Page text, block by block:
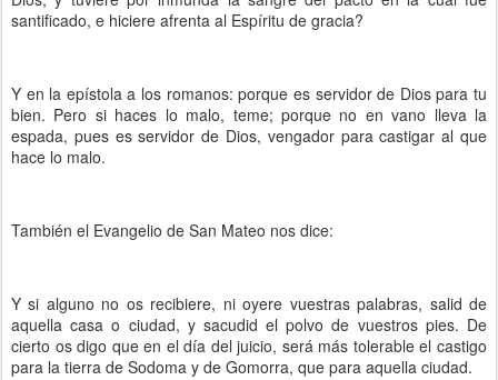
santificado, e hiciere afrenta al Espíritu de gracia?
Y en la epístola a los romanos: porque es servidor de Dios para tu
bien. Pero si haces lo malo, teme; porque no en vano lleva la
espada, pues es servidor de Dios, vengador para castigar al que
hace lo malo.
También el Evangelio de San Mateo nos dice:
Y si alguno no os recibiere, ni oyere vuestras palabras, salid de
aquella casa o ciudad, y sacudid el polvo de vuestros pies. De
cierto os digo que en el día del juicio, será más tolerable el castigo
para la tierra de Sodoma y de Gomorra, que para aquella ciudad.